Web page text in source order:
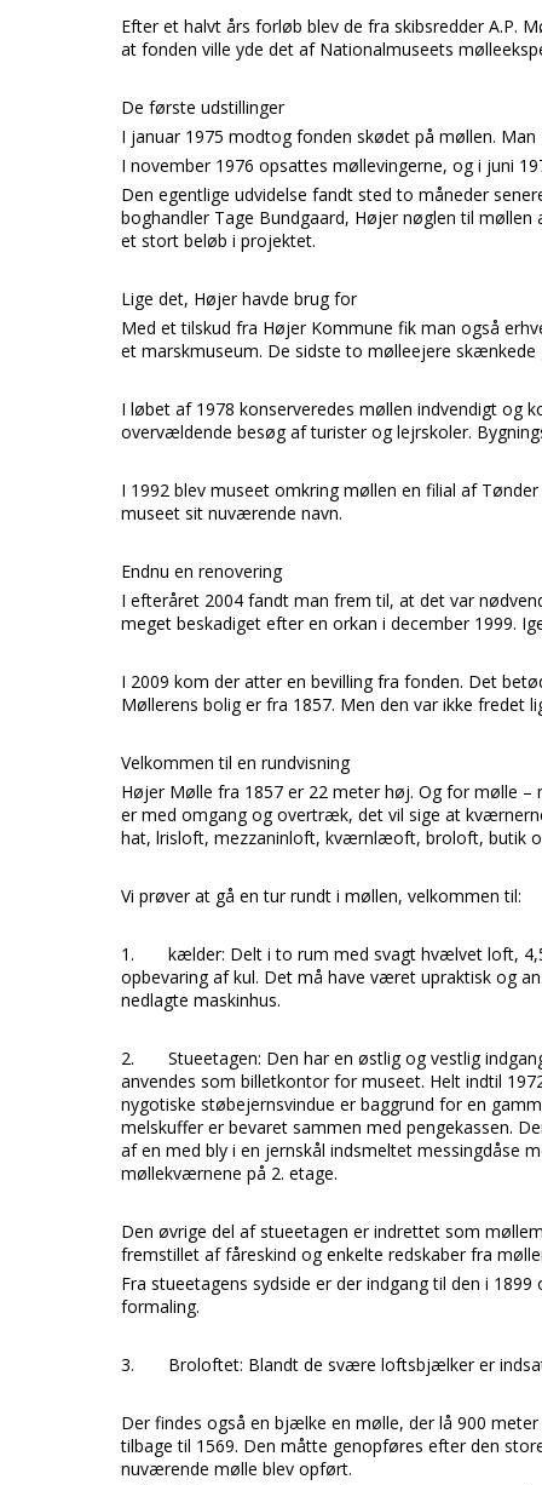
Efter et halvt års forløb blev de fra skibsredderA.P.
at fonden ville yde det af Nationalmuseets
De første udstillinger
I januar 1975 modtog fonden skødet på møllen.
I november 1976 opsattes møllevingerne, og i juni
Den egentlige udvidelse fandt sted to måneder
boghandler Tage Bundgaard, Højernøglen til møllen
et stort beløb i projektet.
Lige det, Højer havde brug for
Med et tilskud fra Højer Kommune fik man også
et marskmuseum. De sidste to mølleejere
I løbet af 1978 konserveredes møllen indvendigt og
overvældende besøg af turister og lejrskoler.
I 1992 blev museet omkring møllen en filial af
museet sit nuværende navn.
Endnu en renovering
I efteråret 2004 fandt man frem til, at det var
meget beskadiget efter en orkan i december 1999.
I 2009 kom der atter en bevilling fra fonden. Det
Møllerens bolig er fra 1857. Men den var ikke fredet
Velkommen til en rundvisning
Højer Mølle fra 1857 er 22 meter høj. Og formølle –
er med omgang og overtræk, det vil sige at
hat, lrisloft, mezzaninloft, kværnlæoft, broloft, butik
Vi prøver at gå en tur rundt i møllen, velkommen til:
1. kælder: Delt i to rum med svagt hvælvet loft,
opbevaring af kul. Det må have været upraktisk og
nedlagte maskinhus.
2. Stueetagen: Den har en østlig og vestlig
anvendes som billetkontor for museet. Helt indtil
nygotiske støbejernsvindue er baggrund for en
melskuffer er bevaret sammen med pengekassen.
af en med bly i en jernskål indsmeltet messingdåse
møllekværnene på 2. etage.
Den øvrige del af stueetagen er indrettet som
fremstillet af fåreskind og enkelte redskaber fra
Fra stueetagens sydside er der indgang til den i
formaling.
3. Broloftet: Blandt de svære loftsbjælker er
Der findes også en bjælke en mølle, der lå 900
tilbage til 1569. Den måtte genopføres efter den
nuværende mølle blev opført.